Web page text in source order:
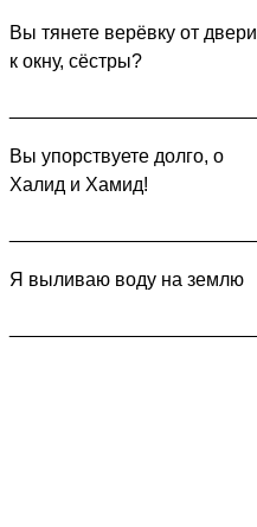
Вы тянете верёвку от двери
к окну, сёстры?
Вы упорствуете долго, о
Халид и Хамид!
Я выливаю воду на землю